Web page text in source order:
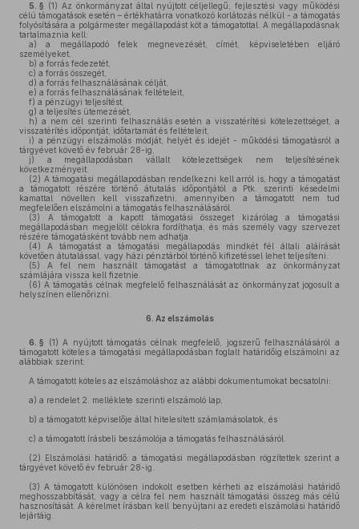
5. § (1) Az önkormányzat által nyújtott céljellegű, fejlesztési vagy működési
célú támogatások esetén – értékhatárra vonatkozó korlátozás nélkül - a támogatás
folyósítására a polgármester megállapodást köt a támogatottal. A megállapodásnak
tartalmaznia kell:
a) a megállapodó felek megnevezését, címét, képviseletében eljáró
személyeket,
b) a forrás fedezetét,
c) a forrás összegét,
d) a forrás felhasználásának célját,
e) a forrás felhasználásának feltételeit,
f) a pénzügyi teljesítést,
g) a teljesítés ütemezését,
h) a nem cél szerinti felhasználás esetén a visszatérítési kötelezettséget, a
visszatérítés időpontját, időtartamát és feltételeit,
i) a pénzügyi elszámolás módját, helyét és idejét - működési támogatásról a
tárgyévet követő év február 28-ig,
j) a megállapodásban vállalt kötelezettségek nem teljesítésének
következményeit.
(2) A támogatási megállapodásban rendelkezni kell arról is, hogy a támogatást
a támogatott részére történő átutalás időpontjától a Ptk. szerinti késedelmi
kamattal növelten kell visszafizetni, amennyiben a támogatott nem tud
megfelelően elszámolni a támogatás felhasználásáról.
(3) A támogatott a kapott támogatási összeget kizárólag a támogatási
megállapodásban megjelölt célokra fordíthatja, és más személy vagy szervezet
részére támogatásként tovább nem adhatja.
(4) A támogatást a támogatási megállapodás mindkét fél általi aláírását
követően átutalással, vagy házi pénztárból történő kifizetéssel lehet teljesíteni.
(5) A fel nem használt támogatást a támogatottnak az önkormányzat
számlájára vissza kell fizetnie.
(6) A támogatás célnak megfelelő felhasználását az önkormányzat jogosult a
helyszínen ellenőrizni.
6. Az elszámolás
6. § (1) A nyújtott támogatás célnak megfelelő, jogszerű felhasználásáról a
támogatott köteles a támogatási megállapodásban foglalt határidőig elszámolni az
alábbiak szerint:
A támogatott köteles az elszámoláshoz az alábbi dokumentumokat becsatolni:
a) a rendelet 2. melléklete szerinti elszámoló lap,
b) a támogatott képviselője által hitelesített számlamásolatok, és
c) a támogatott írásbeli beszámolója a támogatás felhasználásáról.
(2) Elszámolási határidő: a támogatási megállapodásban rögzítettek szerint a
tárgyévet követő év február 28-ig.
(3) A támogatott különösen indokolt esetben kérheti az elszámolási határidő
meghosszabbítását, vagy a célra fel nem használt támogatási összeg más célú
hasznosítását. A kérelmet írásban kell benyújtani az eredeti elszámolási határidő
lejártáig.